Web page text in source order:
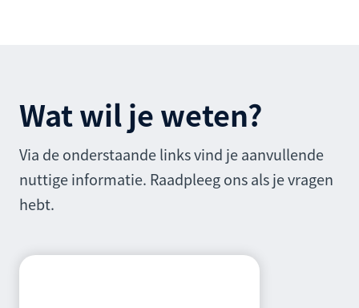
Wat wil je weten?
Via de onderstaande links vind je aanvullende
nuttige informatie. Raadpleeg ons als je vragen
hebt.